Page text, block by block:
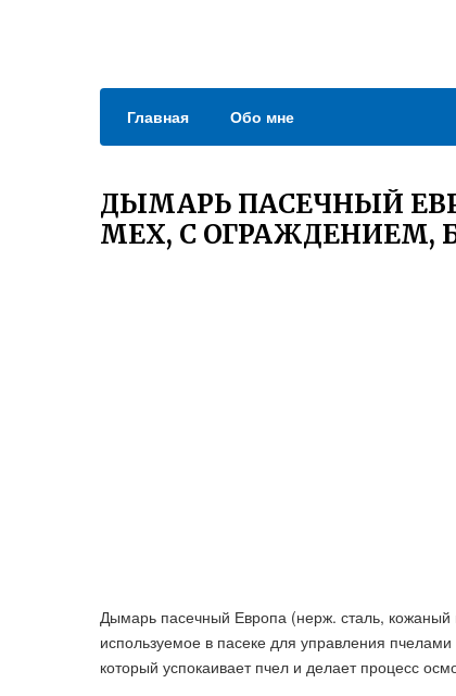
Главная Обо мне
ДЫМАРЬ ПАСЕЧНЫЙ
МЕХ, С ОГРАЖДЕНИЕМ,
Дымарь пасечный Европа (нерж. сталь, кожаный
используемое в пасеке для управления
который успокаивает пчел и делает процесс